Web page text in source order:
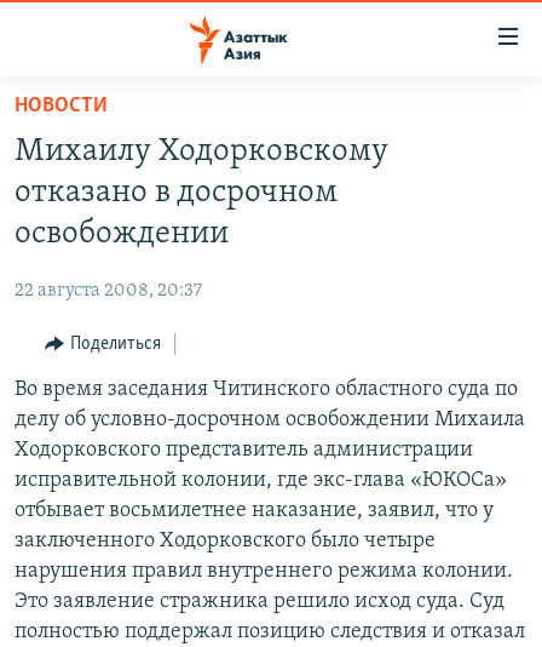
Вернуться
основному
содержанию
Вернутся
главной
навигации
Вернутся
поиску
КЫРГЫЗСТАН
ТАДЖИКИСТАН
ВОЙНА В УКРАИНЕ
ҚАЗАҚША
КЫРГЫЗЧА
ЎЗБЕКЧА
ТОҶИКӢ
TÜRKMENÇE
Все сайты РСЕ/РС
НОВОСТИ
Михаилу Ходорковскому
отказано в досрочном
освобождении
22 августа 2008, 20:37
Поделиться
Во время заседания Читинского областного суда по
делу об условно-досрочном освобождении Михаила
Ходорковского представитель администрации
исправительной колонии, где экс-глава «ЮКОСа»
отбывает восьмилетнее наказание, заявил, что у
заключенного Ходорковского было четыре
нарушения правил внутреннего режима колонии.
Это заявление стражника решило исход суда. Суд
полностью поддержал позицию следствия и отказал